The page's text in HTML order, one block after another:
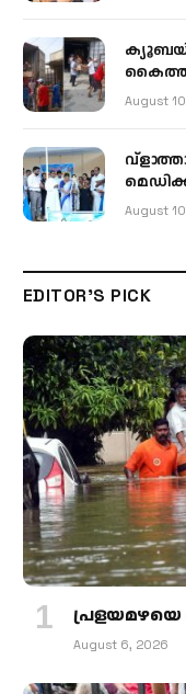
August
August
EDITOR'S PICK
പ്രളയമഴയെ
August 6, 2026